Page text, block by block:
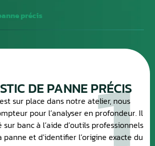
précis
DE PANNE PRÉCIS
sur place dans notre atelier, nous
pour l’analyser en profondeur. Il
banc à l’aide d’outils professionnels
et d’identifier l’origine exacte du